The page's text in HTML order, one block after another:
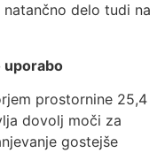
delo tudi na
uporabo
prostornine 25,4
dovolj moči za
gostejše